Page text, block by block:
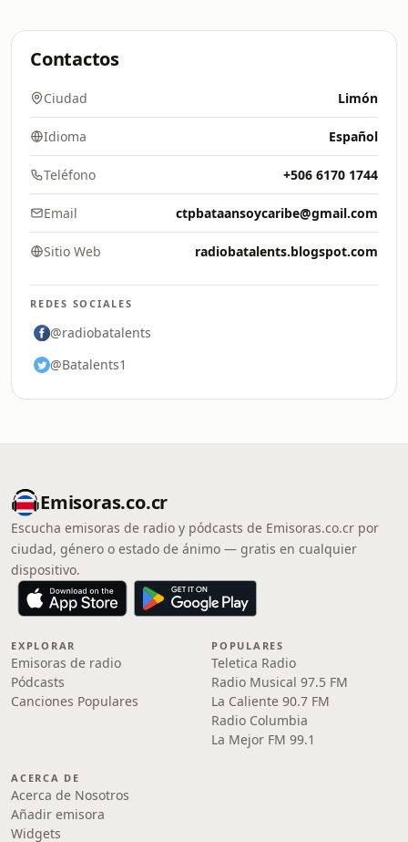
Contactos
Ciudad Limón
Idioma Español
Teléfono +506 6170 1744
Email ctpbataansoycaribe@gmail.com
Sitio Web radiobatalents.blogspot.com
REDES SOCIALES
@radiobatalents
@Batalents1
Emisoras.co.cr
Escucha emisoras de radio y pódcasts de Emisoras.co.cr por
ciudad, género o estado de ánimo — gratis en cualquier
dispositivo.
EXPLORAR
Emisoras de radio
Pódcasts
Canciones Populares
POPULARES
Teletica Radio
Radio Musical 97.5 FM
La Caliente 90.7 FM
Radio Columbia
La Mejor FM 99.1
ACERCA DE
Acerca de Nosotros
Añadir emisora
Widgets